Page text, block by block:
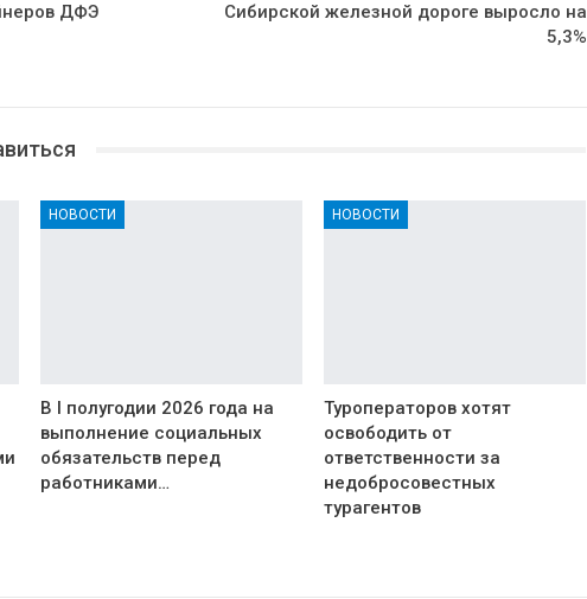
ДФЭ
Сибирской железной дороге выросло на
5,3%
НОВОСТИ
В I полугодии 2026 года на
выполнение социальных
обязательств перед
работниками…
НОВОСТИ
Туроператоров хотят
освободить от
ответственности за
недобросовестных
турагентов